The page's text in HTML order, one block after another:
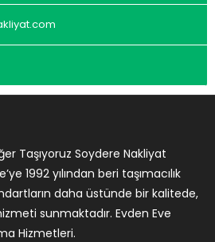
Taşıyoruz Soydere Nakliyat
1992 yılından beri taşımacılık
daha üstünde bir kalitede,
sunmaktadır. Evden Eve
Hizmetleri.